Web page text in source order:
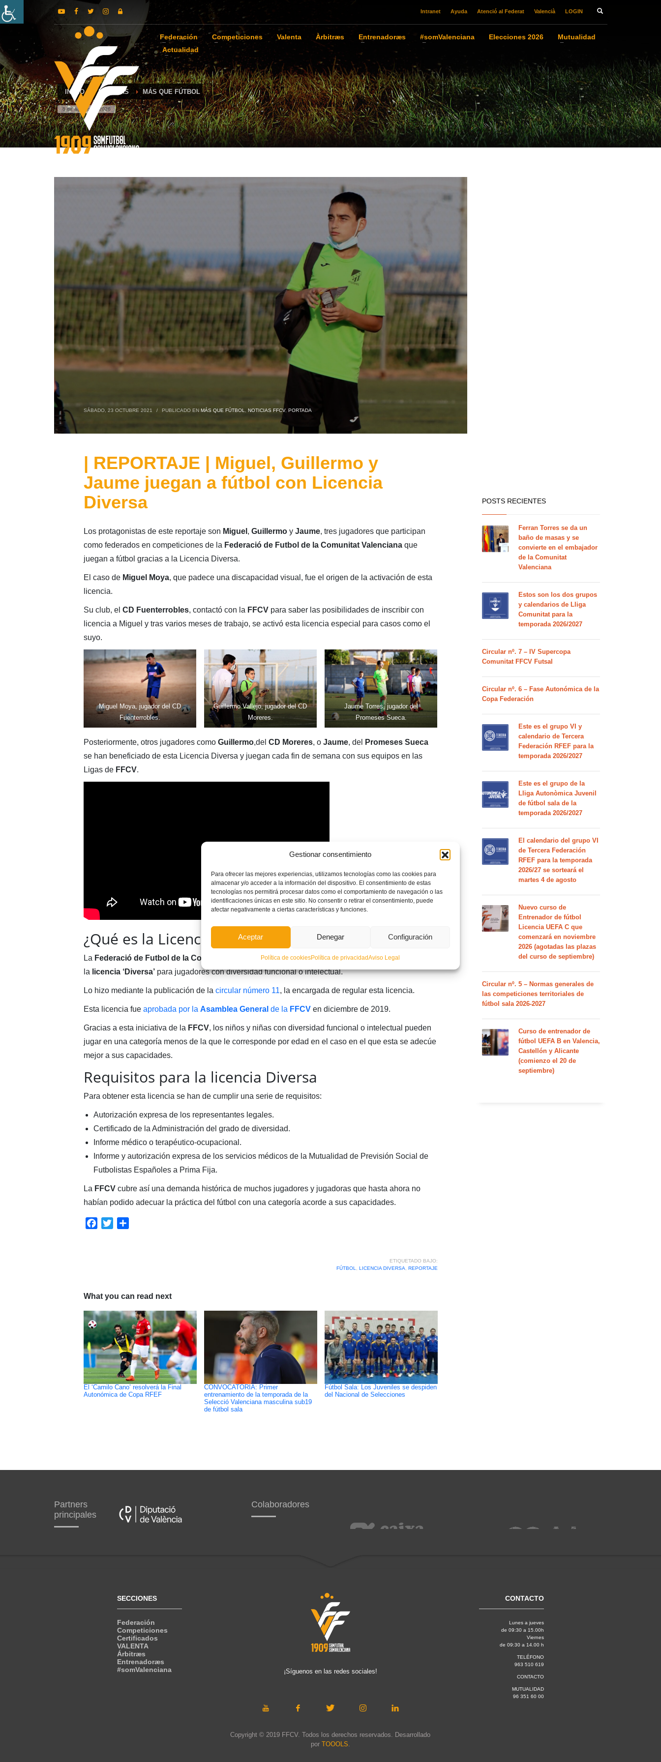
Gestionar consentimiento
Para ofrecer las mejores experiencias, utilizamos tecnologías como las cookies para
almacenar y/o acceder a la información del dispositivo. El consentimiento de estas
tecnologías nos permitirá procesar datos como el comportamiento de navegación o las
identificaciones únicas en este sitio. No consentir o retirar el consentimiento, puede
afectar negativamente a ciertas características y funciones.
Aceptar Denegar Configuración
Política de cookiesPolítica de privacidadAviso Legal
Intranet Ayuda Atenció al Federat Valencià LOGIN
Federación Competiciones Valenta Àrbitræs Entrenadoræs #somValenciana Elecciones 2026
Mutualidad
Actualidad
INICIO NOTICIAS MÁS QUE FÚTBOL
8 de agosto de 2026
SÁBADO, 23 OCTUBRE 2021 / PUBLICADO EN MÁS QUE FÚTBOL NOTICIAS FFCV, PORTADA
| REPORTAJE | Miguel, Guillermo y
Jaume juegan a fútbol con Licencia
Diversa
Los protagonistas de este reportaje son Miguel , Guillermoy Jaume, tres jugadores que participan
como federados en competiciones de la Federació de Futbol de la Comunitat Valenciana que
juegan a fútbol gracias a la Licencia Diversa.
El caso de Miguel Moya, que padece una discapacidad visual, fue el origen de la activación de esta
licencia.
Su club, el CD Fuenterrobles, contactó con la FFCVpara saber las posibilidades de inscribir con
licencia a Miguel y tras varios meses de trabajo, se activó esta licencia especial para casos como el
suyo.
Miguel Moya, jugador del CD
Fuenterrobles.
Guillermo Vallejo, jugador del CD
Moreres.
Jaume Torres, jugador del
Promeses Sueca.
Posteriormente, otros jugadores como Guillermo,del CD Moreres, o Jaume, del
Promeses Sueca
se han beneficiado de esta Licencia Diversa y juegan cada fin de semana con sus equipos en las
Ligas de FFCV.
¿Qué es la Licencia Diversa?
La Federació de Futbol de la Comunitat Valencianaactivó la pasada temporada (octubre 2020)
la licencia ‘Diversa’para jugadores con diversidad funcional o intelectual.
Lo hizo mediante la publicación de la circular número 11, la encargada de regular esta licencia.
Esta licencia fueaprobada por la Asamblea General de la FFCV en diciembre de 2019.
Gracias a esta iniciativa de la FFCV, los niños y niñas con diversidad funcional o intelectual pueden
jugar en una categoría menos de la que le corresponde por edad en el caso en el que esta se adecúe
mejor a sus capacidades.
Requisitos para la licencia Diversa
Para obtener esta licencia se han de cumplir una serie de requisitos:
Autorización expresa de los representantes legales.
Certificado de la Administración del grado de diversidad.
Informe médico o terapéutico-ocupacional.
Informe y autorización expresa de los servicios médicos de la Mutualidad de Previsión Social de
Futbolistas Españoles a Prima Fija.
La FFCVcubre así una demanda histórica de muchos jugadores y jugadoras que hasta ahora no
habían podido adecuar la práctica del fútbol con una categoría acorde a sus capacidades.
Facebook
Twitter
ETIQUETADO BAJO:
FÚTBOL
LICENCIA DIVERSA REPORTAJE
What you can read next
El ‘Camilo Cano’ resolverá la Final
Autonómica de Copa RFEF
CONVOCATORIA: Primer
entrenamiento de la temporada de la
Selecció Valenciana masculina sub19
de fútbol sala
Fútbol Sala: Los Juveniles se despiden
del Nacional de Selecciones
POSTS RECIENTES
Ferran Torres se da un
baño de masas y se
convierte en el embajador
de la Comunitat
Valenciana
Estos son los dos grupos
y calendarios de Lliga
Comunitat para la
temporada 2026/2027
Circular nº. 7 – IV Supercopa
Comunitat FFCV Futsal
Circular nº. 6 – Fase Autonómica de la
Copa Federación
Este es el grupo VI y
calendario de Tercera
Federación RFEF para la
temporada 2026/2027
Este es el grupo de la
Lliga Autonòmica Juvenil
de fútbol sala de la
temporada 2026/2027
El calendario del grupo VI
de Tercera Federación
RFEF para la temporada
2026/27 se sorteará el
martes 4 de agosto
Nuevo curso de
Entrenador de fútbol
Licencia UEFA C que
comenzará en noviembre
2026 (agotadas las plazas
del curso de septiembre)
Circular nº. 5 – Normas generales de
las competiciones territoriales de
fútbol sala 2026-2027
Curso de entrenador de
fútbol UEFA B en Valencia,
Castellón y Alicante
(comienzo el 20 de
septiembre)
Partners
principales
Colaboradores
SECCIONES
Federación
Competiciones
Certificados
VALENTA
Árbitræs
Entrenadoræs
#somValenciana
¡Síguenos en las redes sociales!
Copyright © 2019 FFCV. Todos los derechos reservados. Desarrollado
por TOOOLS
CONTACTO
Lunes a jueves
de 09:30 a 15.00h
Viernes
de 09:30 a 14.00 h
TELÉFONO
963 510 619
CONTACTO
MUTUALIDAD
96 351 60 00